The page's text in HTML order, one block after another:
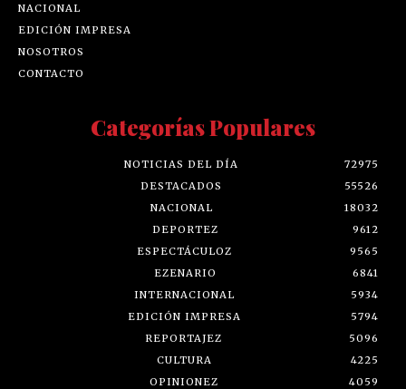
NACIONAL
EDICIÓN IMPRESA
NOSOTROS
CONTACTO
Categorías Populares
NOTICIAS DEL DÍA
72975
DESTACADOS
55526
NACIONAL
18032
DEPORTEZ
9612
ESPECTÁCULOZ
9565
EZENARIO
6841
INTERNACIONAL
5934
EDICIÓN IMPRESA
5794
REPORTAJEZ
5096
CULTURA
4225
OPINIONEZ
4059